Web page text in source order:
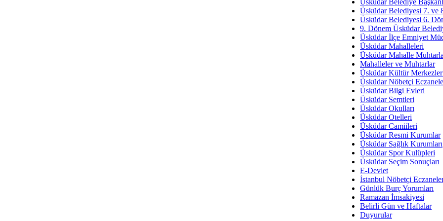
İmar Sorunlarının Genel
Arakan
Bayramın
Ruhsal
Üsküdar
Üsküdar Belediye
Üsküdar Belediyesi 7. ve
Üsküdar Belediyesi 6.
9. Dönem Üsküdar
Üsküdar İlçe Emniyet
Üsküdar Mahalleleri
Üsküdar Mahalle
Mahalleler ve Muhtarlar
Üsküdar Kültür
Üsküdar Nöbetçi
Üsküdar Bilgi Evleri
Üsküdar Semtleri
Üsküdar Okulları
Üsküdar Otelleri
Üsküdar Camiileri
Üsküdar Resmi Kurumlar
Üsküdar Sağlık Kurumları
Üsküdar Spor Kulüpleri
Üsküdar Seçim Sonuçları
E-Devlet
İstanbul Nöbetçi
Günlük Burç Yorumları
Ramazan İmsakiyesi
Belirli Gün ve Haftalar
Duyurular